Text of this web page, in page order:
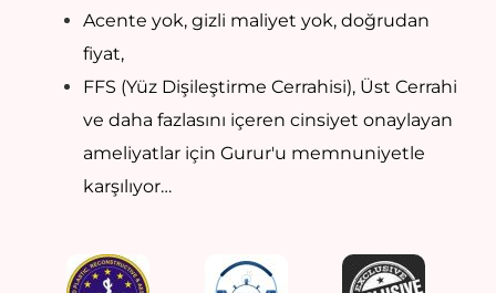
Acente yok, gizli maliyet yok, doğrudan
fiyat,
FFS (Yüz Dişileştirme Cerrahisi), Üst Cerrahi
ve daha fazlasını içeren cinsiyet onaylayan
ameliyatlar için Gurur'u memnuniyetle
karşılıyor…